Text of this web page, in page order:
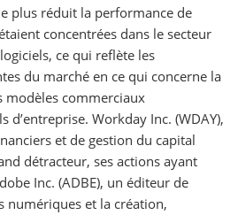
plus réduit la performance de
concentrées dans le secteur
ce qui reflète les
du marché en ce qui concerne la
modèles commerciaux
d’entreprise. Workday Inc. (WDAY),
et de gestion du capital
détracteur, ses actions ayant
Inc. (ADBE), un éditeur de
numériques et la création,